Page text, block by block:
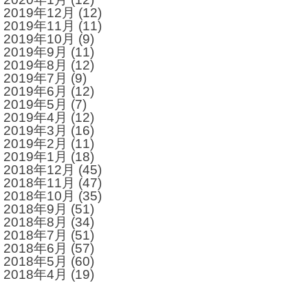
2019年12月 (12)
2019年11月 (11)
2019年10月 (9)
2019年9月 (11)
2019年8月 (12)
2019年7月 (9)
2019年6月 (12)
2019年5月 (7)
2019年4月 (12)
2019年3月 (16)
2019年2月 (11)
2019年1月 (18)
2018年12月 (45)
2018年11月 (47)
2018年10月 (35)
2018年9月 (51)
2018年8月 (34)
2018年7月 (51)
2018年6月 (57)
2018年5月 (60)
2018年4月 (19)